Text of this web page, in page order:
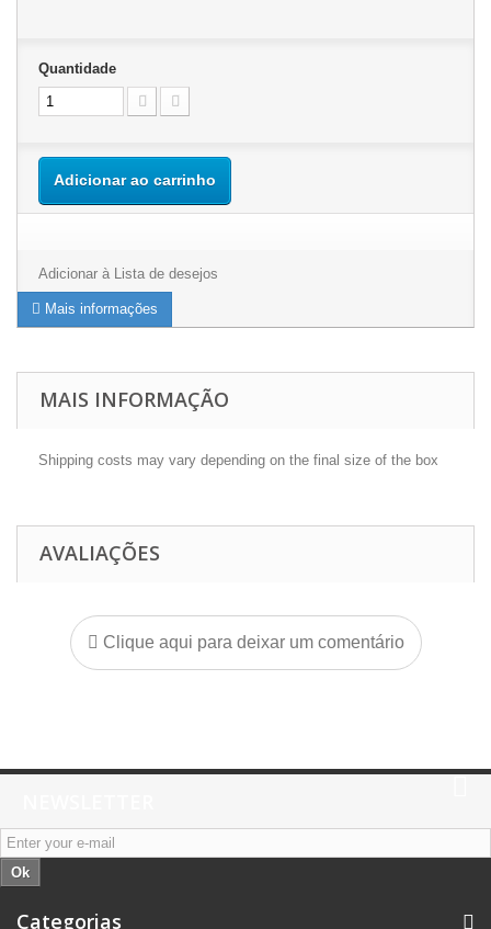
Quantidade
Adicionar ao carrinho
Adicionar à Lista de desejos
Mais informações
MAIS INFORMAÇÃO
Shipping costs may vary depending on the final size of the box
AVALIAÇÕES
Clique aqui para deixar um comentário
Ok
Categorias